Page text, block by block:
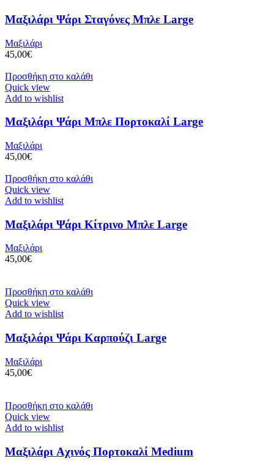
Μαξιλάρι Ψάρι Σταγόνες Μπλε Large
Μαξιλάρι
45,00€
Προσθήκη στο καλάθι
Quick view
Add to wishlist
Μαξιλάρι Ψάρι Μπλε Πορτοκαλί Large
Μαξιλάρι
45,00€
Προσθήκη στο καλάθι
Quick view
Add to wishlist
Μαξιλάρι Ψάρι Κίτρινο Μπλε Large
Μαξιλάρι
45,00€
Προσθήκη στο καλάθι
Quick view
Add to wishlist
Μαξιλάρι Ψάρι Καρπούζι Large
Μαξιλάρι
45,00€
Προσθήκη στο καλάθι
Quick view
Add to wishlist
Μαξιλάρι Aχινός Πορτοκαλί Medium